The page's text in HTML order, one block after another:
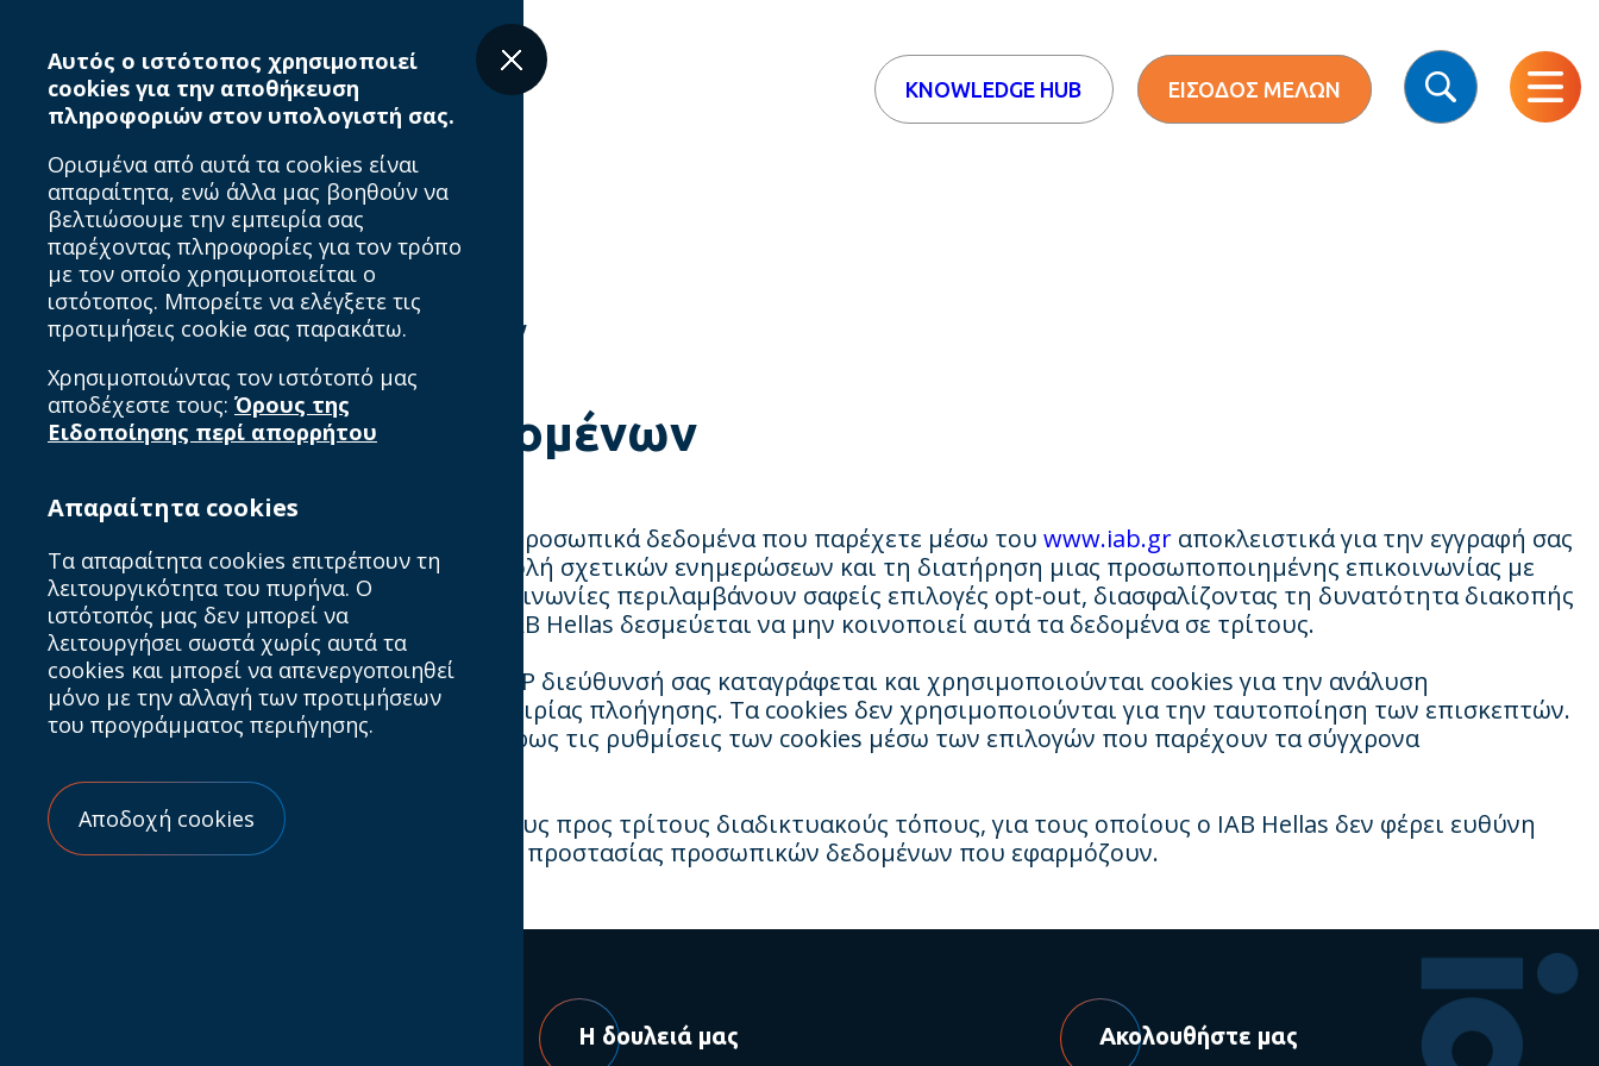
main
content
KNOWLEDGE HUB ΕΙΣΟΔΟΣ ΜΕΛΩΝ
Home Πολιτική χρήσης δεδομένων
Πολιτική χρήσης δεδομένων
Ο ΙΑΒ Hellas συλλέγει και χρησιμοποιεί τα προσωπικά δεδομένα που παρέχετε μέσω του www.iab.gr αποκλειστικά για την εγγραφή σας
σε εκδηλώσεις του Οργανισμού, την αποστολή σχετικών ενημερώσεων και τη διατήρηση μιας προσωποποιημένης επικοινωνίας με
τους χρήστες του ιστότοπου. Όλες οι επικοινωνίες περιλαμβάνουν σαφείς επιλογές opt-out, διασφαλίζοντας τη δυνατότητα διακοπής
της επικοινωνίας οποιαδήποτε στιγμή. Ο ΙΑΒ Hellas δεσμεύεται να μην κοινοποιεί αυτά τα δεδομένα σε τρίτους.
Κατά την περιήγησή σας στοwww.iab.gr
, η IP διεύθυνσή σας καταγράφεται και χρησιμοποιούνται cookies για την ανάλυση
επισκεψιμότητας και τη βελτίωση της εμπειρίας πλοήγησης. Τα cookies δεν χρησιμοποιούνται για την ταυτοποίηση των επισκεπτών.
Οι χρήστες μπορούν να διαχειριστούν πλήρως τις ρυθμίσεις των cookies μέσω των επιλογών που παρέχουν τα σύγχρονα
Ο ιστότοποςwww.iab.gr
περιέχει συνδέσμους προς τρίτους διαδικτυακούς τόπους, για τους οποίους ο ΙΑΒ Hellas δεν φέρει ευθύνη
όσον αφορά το περιεχόμενο ή τις πολιτικές προστασίας προσωπικών δεδομένων που εφαρμόζουν.
Η δουλειά μας Ακολουθήστε μας
Αυτός ο ιστότοπος χρησιμοποιεί
cookies για την αποθήκευση
πληροφοριών στον υπολογιστή σας.
Ορισμένα από αυτά τα cookies είναι
απαραίτητα, ενώ άλλα μας βοηθούν να
βελτιώσουμε την εμπειρία σας
παρέχοντας πληροφορίες για τον τρόπο
με τον οποίο χρησιμοποιείται ο
ιστότοπος. Μπορείτε να ελέγξετε τις
προτιμήσεις cookie σας παρακάτω.
Χρησιμοποιώντας τον ιστότοπό μας
αποδέχεστε τους: Όρους της
Ειδοποίησης περί απορρήτου
Απαραίτητα cookies
Τα απαραίτητα cookies επιτρέπουν τη
λειτουργικότητα του πυρήνα. Ο
ιστότοπός μας δεν μπορεί να
λειτουργήσει σωστά χωρίς αυτά τα
cookies και μπορεί να απενεργοποιηθεί
μόνο με την αλλαγή των προτιμήσεων
του προγράμματος περιήγησης.
Αποδοχή cookies